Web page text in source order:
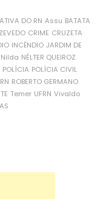
DO RN Assu BATATA
CRIME CRUZETA
INCÊNDIO JARDIM DE
Nilda NÉLTER QUEIROZ
POLÍCIA POLÍCIA CIVIL
RN ROBERTO GERMANO
Temer UFRN Vivaldo